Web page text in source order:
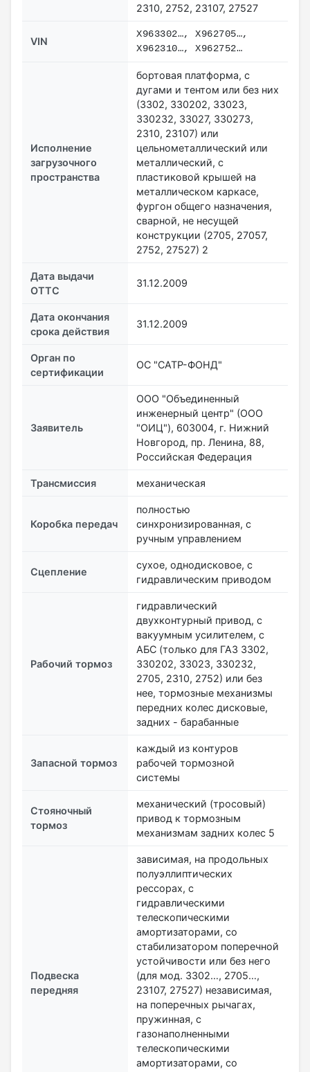
2310, 2752, 23107, 27527
VIN
X963302…, X962705…,
X962310…, X962752…
Исполнение
загрузочного
пространства
бортовая платформа, с
дугами и тентом или без них
(3302, 330202, 33023,
330232, 33027, 330273,
2310, 23107) или
цельнометаллический или
металлический, с
пластиковой крышей на
металлическом каркасе,
фургон общего назначения,
сварной, не несущей
конструкции (2705, 27057,
2752, 27527) 2
Дата выдачи
ОТТС
31.12.2009
Дата окончания
срока действия
31.12.2009
Орган по
сертификации
ОС "САТР-ФОНД"
Заявитель
ООО "Объединенный
инженерный центр" (ООО
"ОИЦ"), 603004, г. Нижний
Новгород, пр. Ленина, 88,
Российская Федерация
Трансмиссия механическая
Коробка передач
полностью
синхронизированная, с
ручным управлением
Сцепление
сухое, однодисковое, с
гидравлическим приводом
Рабочий тормоз
гидравлический
двухконтурный привод, с
вакуумным усилителем, с
АБС (только для ГАЗ 3302,
330202, 33023, 330232,
2705, 2310, 2752) или без
нее, тормозные механизмы
передних колес дисковые,
задних - барабанные
Запасной тормоз
каждый из контуров
рабочей тормозной
системы
Стояночный
тормоз
механический (тросовый)
привод к тормозным
механизмам задних колес 5
Подвеска
передняя
зависимая, на продольных
полуэллиптических
рессорах, с
гидравлическими
телескопическими
амортизаторами, со
стабилизатором поперечной
устойчивости или без него
(для мод. 3302…, 2705…,
23107, 27527) независимая,
на поперечных рычагах,
пружинная, с
газонаполненными
телескопическими
амортизаторами, со